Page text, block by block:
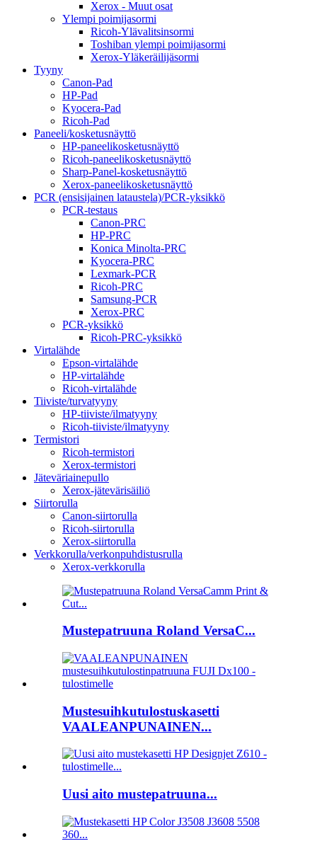
Xerox - Muut osat
Ylempi poimijasormi
Ricoh-Ylävalitsinsormi
Toshiban ylempi poimijasormi
Xerox-Yläkeräilijäsormi
Tyyny
Canon-Pad
HP-Pad
Kyocera-Pad
Ricoh-Pad
Paneeli/kosketusnäyttö
HP-paneelikosketusnäyttö
Ricoh-paneelikosketusnäyttö
Sharp-Panel-kosketusnäyttö
Xerox-paneelikosketusnäyttö
PCR (ensisijainen lataustela)/PCR-yksikkö
PCR-testaus
Canon-PRC
HP-PRC
Konica Minolta-PRC
Kyocera-PRC
Lexmark-PCR
Ricoh-PRC
Samsung-PCR
Xerox-PRC
PCR-yksikkö
Ricoh-PRC-yksikkö
Virtalähde
Epson-virtalähde
HP-virtalähde
Ricoh-virtalähde
Tiiviste/turvatyyny
HP-tiiviste/ilmatyyny
Ricoh-tiiviste/ilmatyyny
Termistori
Ricoh-termistori
Xerox-termistori
Jäteväriainepullo
Xerox-jätevärisäiliö
Siirtorulla
Canon-siirtorulla
Ricoh-siirtorulla
Xerox-siirtorulla
Verkkorulla/verkonpuhdistusrulla
Xerox-verkkorulla
Mustepatruuna Roland VersaC...
Mustesuihkutulostuskasetti
VAALEANPUNAINEN...
Uusi aito mustepatruuna...